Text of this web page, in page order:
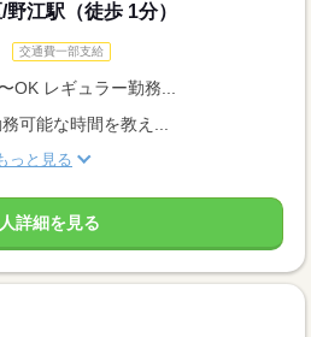
江駅（徒歩 1分）
交通費一部支給
OK レギュラー勤務...
可能な時間を教え...
っと見る
詳細を見る